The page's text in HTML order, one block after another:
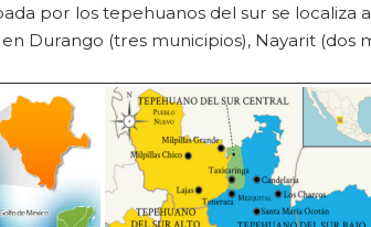
por los tepehuanos del sur se localiza
Durango (tres municipios), Nayarit (dos